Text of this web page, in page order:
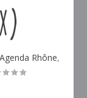
Agenda Rhône,